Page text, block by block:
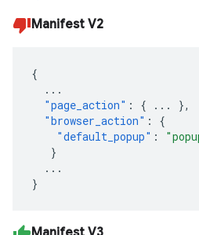
Manifest V2
{
...
"page_action" : { ...
},
"browser_action" :
{
"default_popup" :
}
...
}